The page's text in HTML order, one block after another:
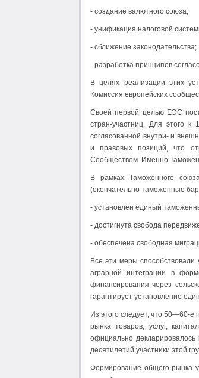
- создание валютного союза;
- унификация налоговой
- сближение законодательства;
- разработка принципов
В целях реализации этих
Комиссия европейских
Своей первой целью ЕЭС
стран-участниц. Для этого
согласованной внутри- и
и правовых позиций, что
Сообществом. Именно
В рамках Таможенного
(окончательно таможенные
- установлен единый
- достигнута свобода
- обеспечена свободная
Все эти меры
аграрной интеграции в
финансирования через
гарантирует установление
Из этого следует, что 50—60-
рынка товаров, услуг,
официально декларировалось
десятилетий участники этой
Формирование общего рынка